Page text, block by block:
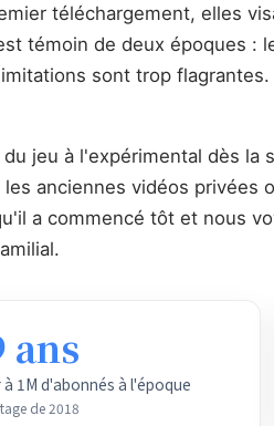
téléchargement, elles
témoin de deux époques :
sont trop
jeu à l'expérimental dès la
anciennes vidéos privées
a commencé tôt et nous
ans
à 1M d'abonnés à l'époque
de 2018